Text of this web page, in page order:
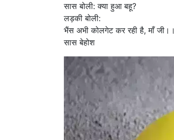
सास बोली: क्या हुआ बहू?
लड़की बोली:
भैंस अभी कोलगेट कर रही है, माँ जी।।
सास बेहोश